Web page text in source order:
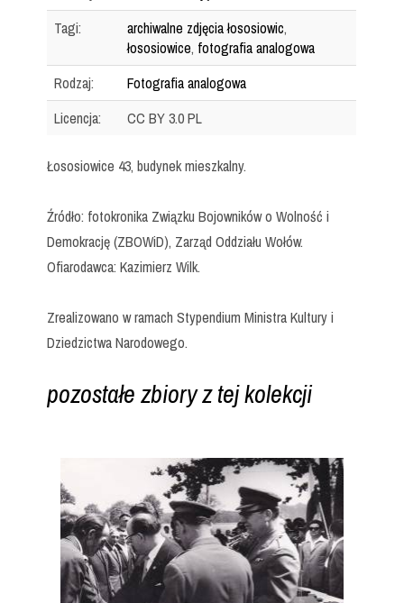
Tagi:
archiwalne zdjęcia łososiowic,
łososiowice, fotografia analogowa
Rodzaj:
Fotografia analogowa
Licencja:
CC BY 3.0 PL
Łososiowice 43, budynek mieszkalny.
Źródło: fotokronika Związku Bojowników o Wolność i
Demokrację (ZBOWiD), Zarząd Oddziału Wołów.
Ofiarodawca: Kazimierz Wilk.
Zrealizowano w ramach Stypendium Ministra Kultury i
Dziedzictwa Narodowego.
pozostałe zbiory z tej kolekcji